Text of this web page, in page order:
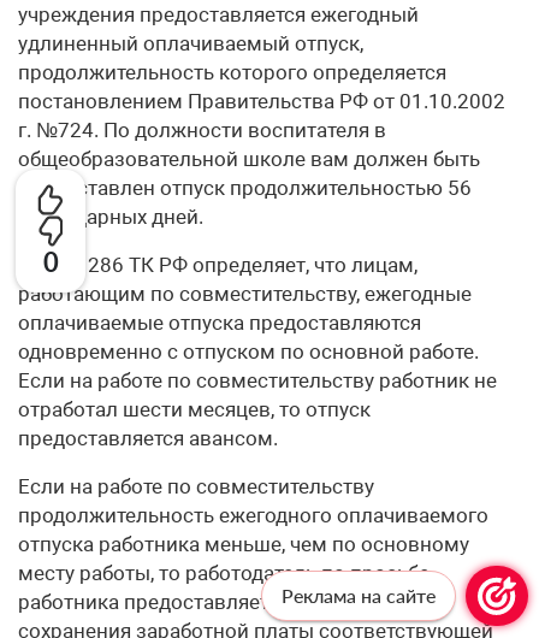
0
учреждения предоставляется ежегодный
удлиненный оплачиваемый отпуск,
продолжительность которого определяется
постановлением Правительства РФ от 01.10.2002
г. №724. По должности воспитателя в
общеобразовательной школе вам должен быть
предоставлен отпуск продолжительностью 56
календарных дней.
Статья 286 ТК РФ определяет, что лицам,
работающим по совместительству, ежегодные
оплачиваемые отпуска предоставляются
одновременно с отпуском по основной работе.
Если на работе по совместительству работник не
отработал шести месяцев, то отпуск
предоставляется авансом.
Если на работе по совместительству
продолжительность ежегодного оплачиваемого
отпуска работника меньше, чем по основному
месту работы, то работодатель по просьбе
работника предоставляет ему отпуск без
сохранения заработной платы соответствующей
Реклама на сайте